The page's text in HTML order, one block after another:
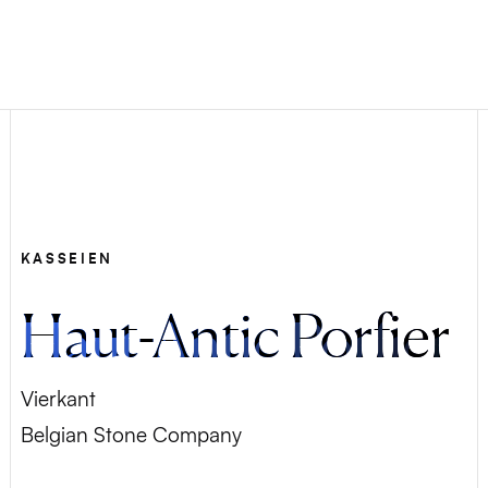
KASSEIEN
Haut-Antic Porfier
Vierkant
Belgian Stone Company